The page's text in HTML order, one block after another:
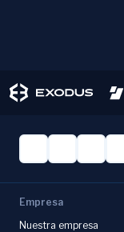
Empresa
Nuestra empresa